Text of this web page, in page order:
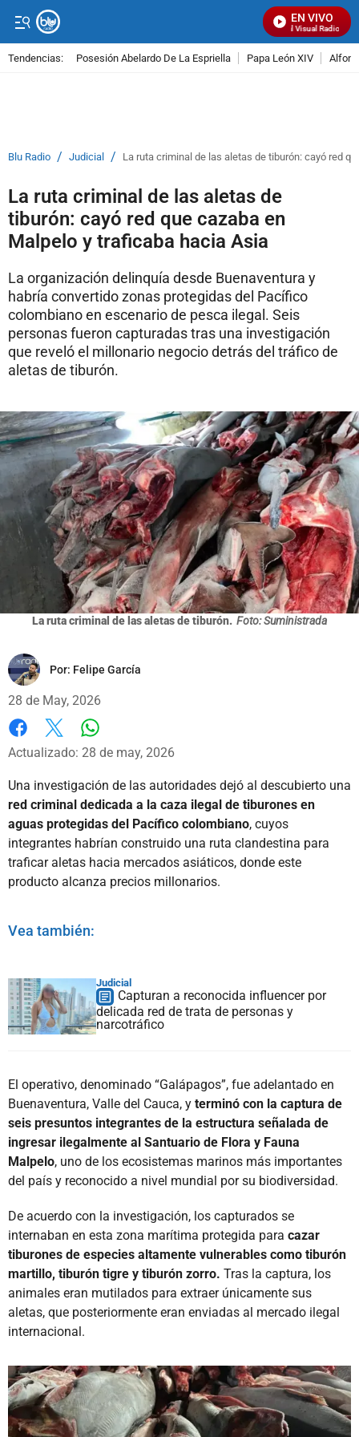
EN VIVO
Señal Visual Radio
Tendencias: Posesión Abelardo De La Espriella Papa León XIV
Blu Radio / Judicial / La ruta criminal de las aletas de tiburón: cayó red
La ruta criminal de las aletas de
tiburón: cayó red que cazaba en
Malpelo y traficaba hacia Asia
La organización delinquía desde Buenaventura y
habría convertido zonas protegidas del Pacífico
colombiano en escenario de pesca ilegal. Seis
personas fueron capturadas tras una investigación
que reveló el millonario negocio detrás del tráfico de
aletas de tiburón.
La ruta criminal de las aletas de tiburón. Foto: Suministrada
Por: Felipe García
28 de May, 2026
Facebook
X
Actualizado: 28 de may, 2026
Una investigación de las autoridades dejó al descubierto una
red criminal dedicada a la caza ilegal de tiburones en
aguas protegidas del Pacífico colombiano, cuyos
integrantes habrían construido una ruta clandestina para
traficar aletas hacia mercados asiáticos, donde este
producto alcanza precios millonarios.
Vea también:
Judicial
Capturan a reconocida influencer por
delicada red de trata de personas y
narcotráfico
El operativo, denominado “Galápagos”, fue adelantado en
Buenaventura, Valle del Cauca, y terminó con la captura de
seis presuntos integrantes de la estructura señalada de
ingresar ilegalmente al Santuario de Flora y Fauna
Malpelo, uno de los ecosistemas marinos más importantes
del país y reconocido a nivel mundial por su biodiversidad.
De acuerdo con la investigación, los capturados se
internaban en esta zona marítima protegida para cazar
tiburones de especies altamente vulnerables como tiburón
martillo, tiburón tigre y tiburón zorro. Tras la captura, los
animales eran mutilados para extraer únicamente sus
aletas, que posteriormente eran enviadas al mercado ilegal
internacional.